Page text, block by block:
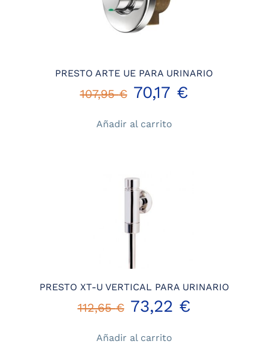
PRESTO ARTE UE PARA URINARIO
107,95€ El
precio
107,95 €.
70,17 €El
Añadir al carrito
PRESTO XT-U VERTICAL PARA URINARIO
112,65€ El
precio
73,22 €El
Añadir al carrito